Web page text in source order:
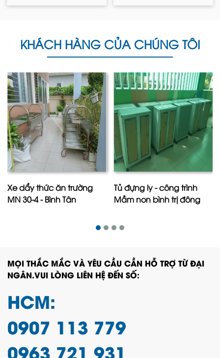
KHÁCH HÀNG CỦA CHÚNG TÔI
Xe dẩy thức ăn trường
MN 30-4 - Bình Tân
Tủ đựng ly - công trình
Mầm non bình trị đông
MỌI THẮC MẮC VÀ YÊU CẦU CẦN HỖ TRỢ TỪ ĐẠI
NGÂN.VUI LÒNG LIÊN HỆ ĐẾN SỐ:
HCM:
0907 113 779
0963 721 931